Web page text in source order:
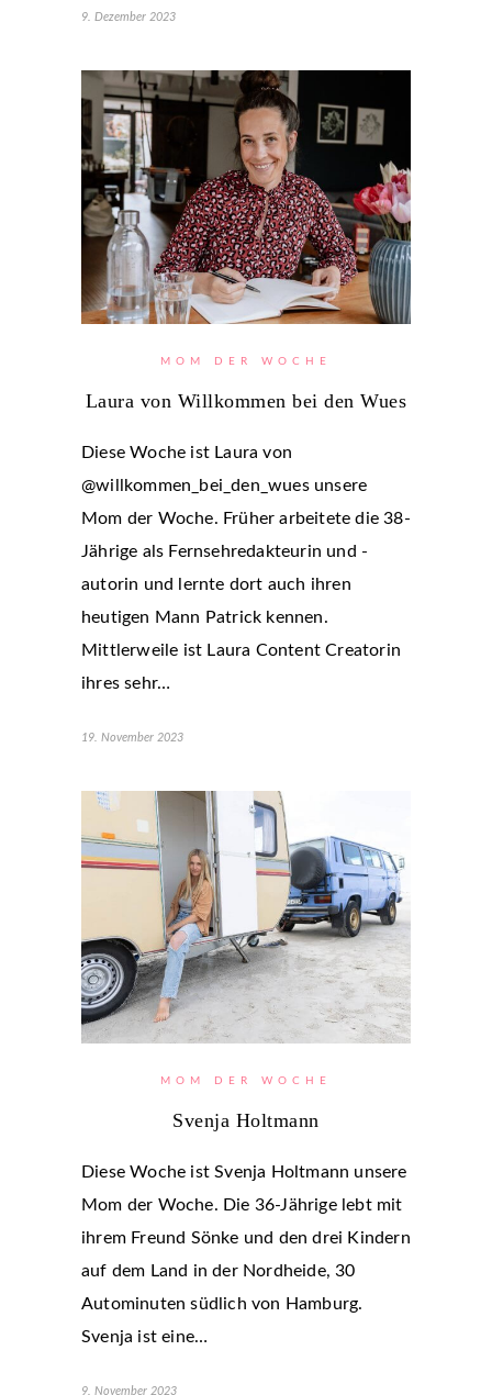
9. Dezember 2023
MOM DER WOCHE
Laura von Willkommen bei den Wues
Diese Woche ist Laura von
@willkommen_bei_den_wues unsere
Mom der Woche. Früher arbeitete die 38-
Jährige als Fernsehredakteurin und -
autorin und lernte dort auch ihren
heutigen Mann Patrick kennen.
Mittlerweile ist Laura Content Creatorin
ihres sehr…
19. November 2023
MOM DER WOCHE
Svenja Holtmann
Diese Woche ist Svenja Holtmann unsere
Mom der Woche. Die 36-Jährige lebt mit
ihrem Freund Sönke und den drei Kindern
auf dem Land in der Nordheide, 30
Autominuten südlich von Hamburg.
Svenja ist eine…
9. November 2023